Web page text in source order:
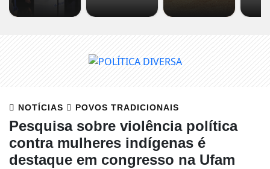
NOTÍCIAS POVOS TRADICIONAIS
Pesquisa sobre violência política
contra mulheres indígenas é
destaque em congresso na Ufam